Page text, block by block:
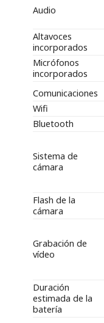
Audio
Altavoces
incorporados
Micrófonos
incorporados
Comunicaciones
Wifi
Bluetooth
Sistema de
cámara
Flash de la
cámara
Grabación de
vídeo
Duración
estimada de la
batería